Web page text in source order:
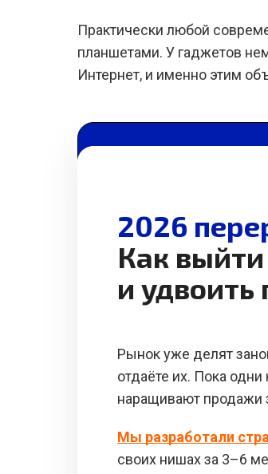
Практически любой
планшетами. У гаджетов
Интернет, и именно этим
2026
Как
и
Рынок уже делят
отдаёте их. Пока
наращивают продажи
Мы разработали
своих нишах за 3–6